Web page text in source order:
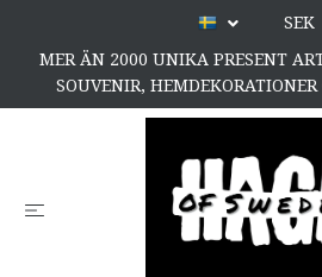
SEK
MER ÄN 2000 UNIKA PRESENT
SOUVENIR,